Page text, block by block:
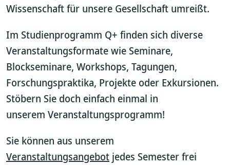
Wissenschaft für unsere Gesellschaft umreißt.
Im Studienprogramm Q+ finden sich diverse
Veranstaltungsformate wie Seminare,
Blockseminare, Workshops, Tagungen,
Forschungspraktika, Projekte oder Exkursionen.
Stöbern Sie doch einfach einmal in
unserem Veranstaltungsprogramm!
Sie können aus unserem
Veranstaltungsangebot jedes Semester frei